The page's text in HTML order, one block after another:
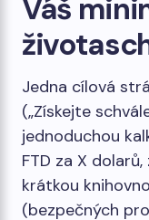
Váš
Jedna cílová
(„Získejte
jednoduchou
FTD za X
krátkou
(bezpečných